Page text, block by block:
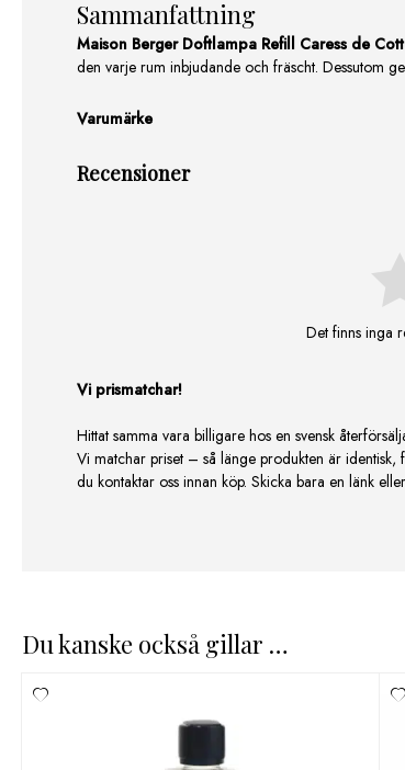
Sammanfattning
Maison Berger Doftlampa Refill Caress de
den varje rum inbjudande och fräscht. Dessutom
Varumärke
Recensioner
Det finns inga
Vi prismatchar!
Hittat samma vara billigare hos en svensk
Vi matchar priset – så länge produkten är identisk,
du kontaktar oss innan köp. Skicka bara en länk
Du kanske också gillar …